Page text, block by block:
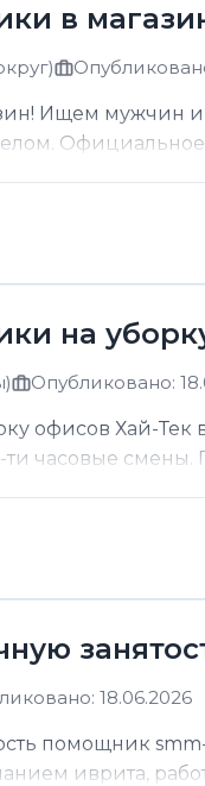
в
Ищем мужчин
Официальное
на
Опубликовано:
офисов Хай-Тек
ти часовые
18.06.2026
помощник
иврита,